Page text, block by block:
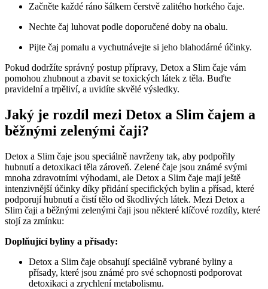
Začněte každé ráno šálkem čerstvě zalitého horkého čaje.
Nechte čaj luhovat podle doporučené doby na obalu.
Pijte čaj pomalu a vychutnávejte si jeho blahodárné účinky.
Pokud dodržíte správný postup přípravy, Detox a Slim čaje vám
pomohou zhubnout a zbavit se toxických látek z těla. Buďte
pravidelní a trpěliví, a uvidíte skvělé výsledky.
Jaký je rozdíl mezi Detox a Slim čajem a
běžnými zelenými čaji?
Detox a Slim čaje jsou speciálně navrženy tak, aby podpořily
hubnutí a detoxikaci těla zároveň. Zelené čaje jsou známé svými
mnoha zdravotními výhodami, ale Detox a Slim čaje mají ještě
intenzivnější účinky díky přidání specifických bylin a přísad, které
podporují hubnutí a čistí tělo od škodlivých látek. Mezi Detox a
Slim čaji a běžnými zelenými čaji jsou některé klíčové rozdíly, které
stojí za zmínku:
Doplňující byliny a přísady:
Detox a Slim čaje obsahují speciálně vybrané byliny a
přísady, které jsou známé pro své schopnosti podporovat
detoxikaci a zrychlení metabolismu.